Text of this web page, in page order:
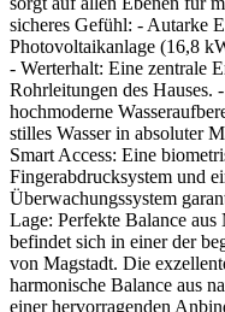
sicheres Gefühl: - Autarke
Photovoltaikanlage (16,8
- Werterhalt: Eine zentrale
Rohrleitungen des Hauses.
hochmoderne
stilles Wasser in absoluter
Smart Access: Eine
Fingerabdrucksystem und
Überwachungssystem
Lage: Perfekte Balance
befindet sich in einer der
von Magstadt. Die
harmonische Balance aus
einer hervorragenden